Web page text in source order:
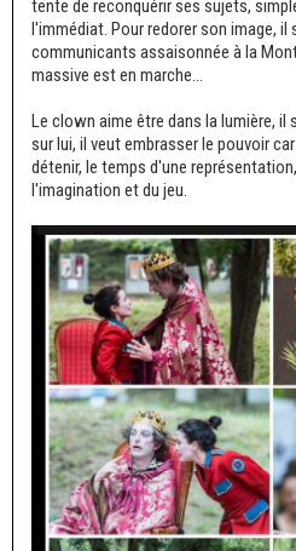
tente de reconquérir ses sujets,
l'immédiat. Pour redorer son image, il
communicants assaisonnée à la
massive est en marche...
Le clown aime être dans la lumière, il
sur lui, il veut embrasser le pouvoir
détenir, le temps d'une
l'imagination et du jeu.